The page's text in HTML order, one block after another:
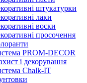
штукатурки
лаки
воски
просочення
PROM-DECOR
і декорування
Chalk-IT